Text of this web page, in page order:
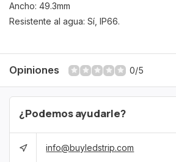
Ancho: 49.3mm
Resistente al agua: Sí, IP66.
Opiniones 0/5
¿Podemos ayudarle?
info@buyledstrip.com